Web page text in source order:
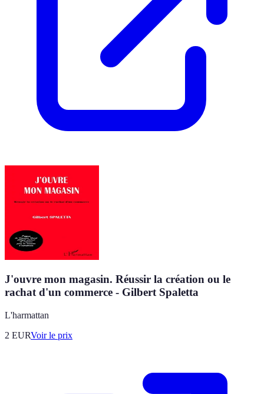
J'ouvre mon magasin. Réussir la création ou le
rachat d'un commerce - Gilbert Spaletta
L'harmattan
2 EURVoir le prix